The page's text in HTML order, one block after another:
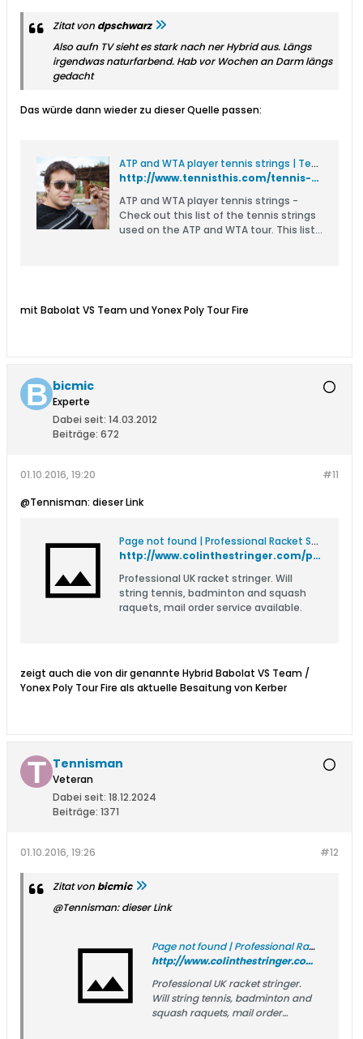
Zitat von dpschwarz
Also aufn TV sieht es stark nach ner Hybrid aus. Längs
irgendwas naturfarbend. Hab vor Wochen an Darm längs
gedacht
Das würde dann wieder zu dieser Quelle passen:
ATP and WTA player tennis strings | Tennisthis.com
http://www.tennisthis.com/tennis-string-reviews/atp-and-wta-tennis-strings/
ATP and WTA player tennis strings -
Check out this list of the tennis strings
used on the ATP and WTA tour. This list
mit Babolat VS Team und Yonex Poly Tour Fire
bicmic
Experte
Dabei seit: 14.03.2012
Beiträge: 672
#11
01.10.2016, 19:20
@Tennisman: dieser Link
Page not found | Professional Racket Stringer
http://www.colinthestringer.com/pros-strings/
Professional UK racket stringer. Will
string tennis, badminton and squash
raquets, mail order service available.
zeigt auch die von dir genannte Hybrid Babolat VS Team /
Yonex Poly Tour Fire als aktuelle Besaitung von Kerber
Tennisman
Veteran
Dabei seit: 18.12.2024
Beiträge: 1371
#12
01.10.2016, 19:26
Zitat vonbicmic
@Tennisman: dieser Link
Page not found | Professional Racket Stringer
http://www.colinthestringer.com/pros-strings/
Professional UK racket stringer.
Will string tennis, badminton and
squash raquets, mail order